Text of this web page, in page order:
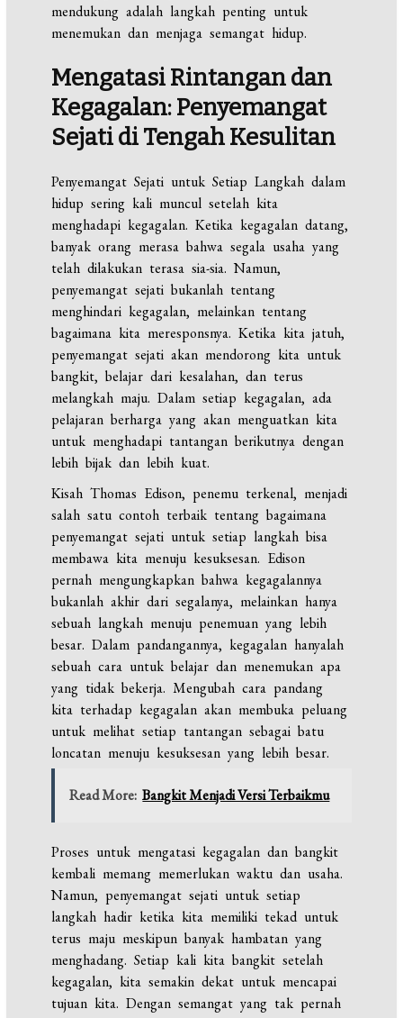
mendukung adalah langkah penting untuk
menemukan dan menjaga semangat hidup.
Mengatasi Rintangan dan
Kegagalan: Penyemangat
Sejati di Tengah Kesulitan
Penyemangat Sejati untuk Setiap Langkah dalam
hidup sering kali muncul setelah kita
menghadapi kegagalan. Ketika kegagalan datang,
banyak orang merasa bahwa segala usaha yang
telah dilakukan terasa sia-sia. Namun,
penyemangat sejati bukanlah tentang
menghindari kegagalan, melainkan tentang
bagaimana kita meresponsnya. Ketika kita jatuh,
penyemangat sejati akan mendorong kita untuk
bangkit, belajar dari kesalahan, dan terus
melangkah maju. Dalam setiap kegagalan, ada
pelajaran berharga yang akan menguatkan kita
untuk menghadapi tantangan berikutnya dengan
lebih bijak dan lebih kuat.
Kisah Thomas Edison, penemu terkenal, menjadi
salah satu contoh terbaik tentang bagaimana
penyemangat sejati untuk setiap langkah bisa
membawa kita menuju kesuksesan. Edison
pernah mengungkapkan bahwa kegagalannya
bukanlah akhir dari segalanya, melainkan hanya
sebuah langkah menuju penemuan yang lebih
besar. Dalam pandangannya, kegagalan hanyalah
sebuah cara untuk belajar dan menemukan apa
yang tidak bekerja. Mengubah cara pandang
kita terhadap kegagalan akan membuka peluang
untuk melihat setiap tantangan sebagai batu
loncatan menuju kesuksesan yang lebih besar.
Read More: Bangkit Menjadi Versi Terbaikmu
Proses untuk mengatasi kegagalan dan bangkit
kembali memang memerlukan waktu dan usaha.
Namun, penyemangat sejati untuk setiap
langkah hadir ketika kita memiliki tekad untuk
terus maju meskipun banyak hambatan yang
menghadang. Setiap kali kita bangkit setelah
kegagalan, kita semakin dekat untuk mencapai
tujuan kita. Dengan semangat yang tak pernah